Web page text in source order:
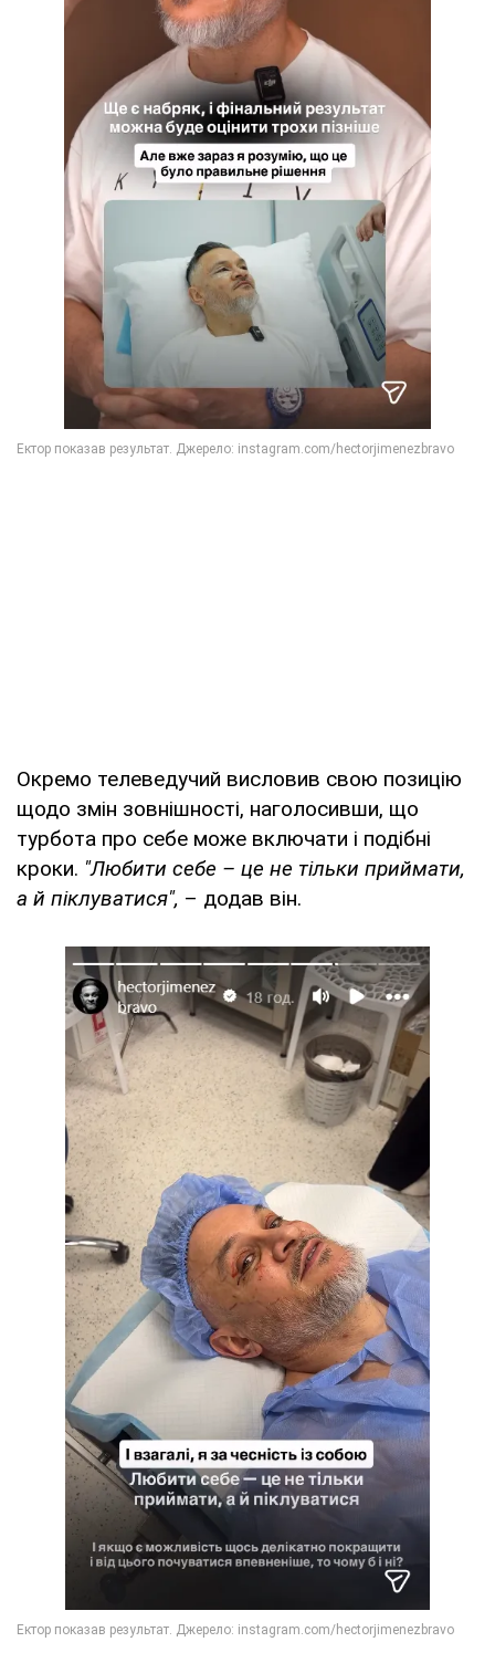
Окремо телеведучий висловив свою позицію
щодо змін зовнішності, наголосивши, що
турбота про себе може включати і подібні
кроки. "Любити себе – це не тільки приймати,
а й піклуватися", – додав він.